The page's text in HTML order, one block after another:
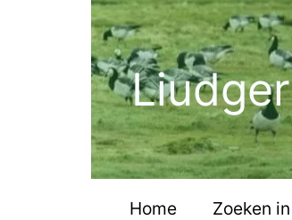
Home Zoeken